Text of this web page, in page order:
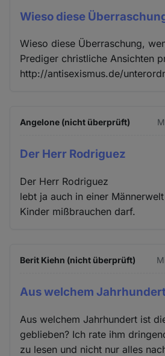
Wieso diese
Wieso diese Überraschung,
Prediger christliche Ansichten
http://antisexismus.de/
Angelone (nicht überprüft)
Der Herr Rodriguez
Der Herr Rodriguez
lebt ja auch in einer
Kinder mißbrauchen darf.
Berit Kiehn (nicht überprüft)
Aus welchem
Aus welchem Jahrhundert ist
geblieben? Ich rate ihm
zu lesen und nicht nur alles